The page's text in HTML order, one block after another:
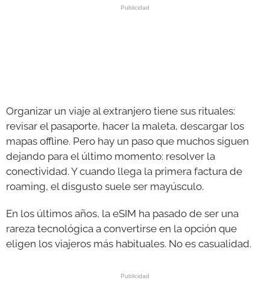
Organizar un viaje al extranjero tiene sus rituales:
revisar el pasaporte, hacer la maleta, descargar los
mapas offline. Pero hay un paso que muchos siguen
dejando para el último momento: resolver la
conectividad. Y cuando llega la primera factura de
roaming, el disgusto suele ser mayúsculo.
En los últimos años, la eSIM ha pasado de ser una
rareza tecnológica a convertirse en la opción que
eligen los viajeros más habituales. No es casualidad.